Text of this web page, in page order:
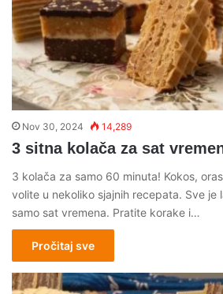
Nov 30, 2024 14,289
3 sitna kolača za sat
3 kolača za samo 60 minuta! Kokos,
volite u nekoliko sjajnih recepata. Sve je
samo sat vremena. Pratite korake i…
Pročitaj sve